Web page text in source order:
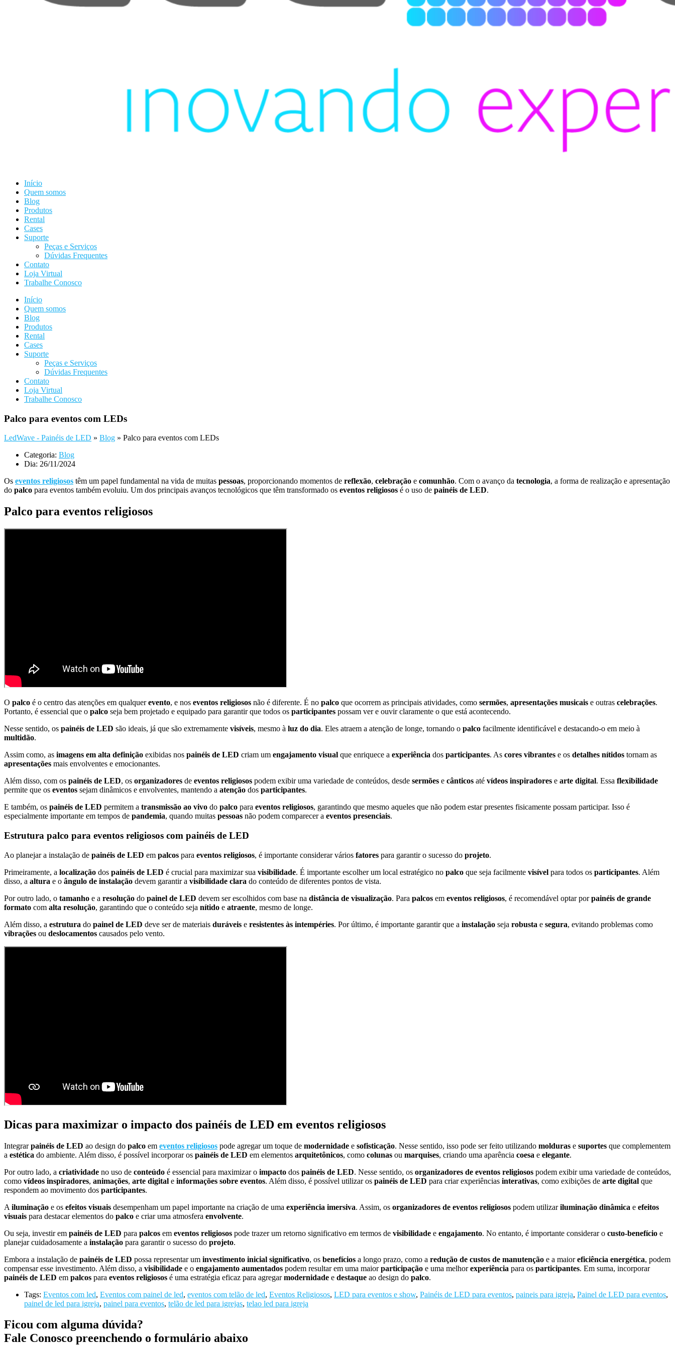
Início
Quem somos
Blog
Produtos
Rental
Cases
Suporte
Peças e Serviços
Dúvidas Frequentes
Contato
Loja Virtual
Trabalhe Conosco
Início
Quem somos
Blog
Produtos
Rental
Cases
Suporte
Peças e Serviços
Dúvidas Frequentes
Contato
Loja Virtual
Trabalhe Conosco
Palco para eventos com LEDs
LedWave - Painéis de LED » Blog » Palco para eventos com LEDs
Categoria: Blog
Dia: 26/11/2024
Os eventos religiosos têm um papel fundamental na vida de muitas pessoas, proporcionando momentos de reflexão, celebração e comunhão. Com o avanço da tecnologia, a forma de realização e apresentação
do palco para eventos também evoluiu. Um dos principais avanços tecnológicos que têm transformado os eventos religiosos é o uso de painéis de LED.
Palco para eventos religiosos
O palco é o centro das atenções em qualquerevento, e nos eventos religiosos não é diferente. É no palco que ocorrem as principais atividades, como sermões, apresentações musicais e outras celebrações.
Portanto, é essencial que o palco seja bem projetado e equipado para garantir que todos os participantes possam ver e ouvir claramente o que está acontecendo.
Nesse sentido, os painéis de LED são ideais, já que são extremamente visíveis, mesmo à luz do dia. Eles atraem a atenção de longe, tornando o palco facilmente identificável e destacando-o em meio à
multidão.
Assim como, as imagens em alta definição exibidas nos painéis de LED criam um engajamento visual que enriquece a experiência dos participantes. As cores vibrantes e os detalhes nítidos tornam as
apresentações mais envolventes e emocionantes.
Além disso, com os painéis de LED, os organizadores de eventos religiosos podem exibir uma variedade de conteúdos, desde sermões e cânticos até vídeos inspiradores e arte digital. Essa flexibilidade
permite que os eventos sejam dinâmicos e envolventes, mantendo a atenção dos participantes.
E também, os painéis de LED permitem a transmissão ao vivo do palco para eventos religiosos, garantindo que mesmo aqueles que não podem estar presentes fisicamente possam participar. Isso é
especialmente importante em tempos de pandemia, quando muitas pessoas não podem comparecer a eventos presenciais.
Estrutura palco para eventos religiosos com painéis de LED
Ao planejar a instalação de painéis de LED em palcos para eventos religiosos, é importante considerar vários fatores para garantir o sucesso do projeto.
Primeiramente, a localização dos painéis de LED é crucial para maximizar sua visibilidade. É importante escolher um local estratégico no palco que seja facilmente visível para todos os participantes. Além
disso, a altura e o ângulo de instalação devem garantir a visibilidade clara do conteúdo de diferentes pontos de vista.
Por outro lado, o tamanho e a resolução do painel de LED devem ser escolhidos com base na distância de visualização. Para palcos em eventos religiosos, é recomendável optar porpainéis de grande
formato com alta resolução, garantindo que o conteúdo seja nítido e atraente, mesmo de longe.
Além disso, a estrutura do painel de LED deve ser de materiais duráveis e resistentes às intempéries. Por último, é importante garantir que a instalação seja robusta e segura, evitando problemas como
vibrações ou deslocamentos causados pelo vento.
Dicas para maximizar o impacto dos painéis de LED em eventos religiosos
Integrarpainéis de LED ao design do palco em eventos religiosos pode agregar um toque de modernidade e sofisticação. Nesse sentido, isso pode ser feito utilizando molduras e suportes que complementem
a estética do ambiente. Além disso, é possível incorporar os painéis de LED em elementos arquitetônicos, como colunas ou marquises, criando uma aparência coesa e elegante.
Por outro lado, a criatividade no uso de conteúdo é essencial para maximizar o impacto dos painéis de LED. Nesse sentido, os organizadores de eventos religiosos podem exibir uma variedade de conteúdos,
como vídeos inspiradores, animações, arte digital e informações sobre eventos. Além disso, é possível utilizar os painéis de LED para criar experiências interativas, como exibições de arte digital que
respondem ao movimento dos participantes.
A iluminação e os efeitos visuais desempenham um papel importante na criação de uma experiência imersiva. Assim, os organizadores de eventos religiosos podem utilizariluminação dinâmica e efeitos
visuais para destacar elementos do palco e criar uma atmosfera envolvente.
Ou seja, investir em painéis de LED para palcos em eventos religiosos pode trazer um retorno significativo em termos de visibilidade e engajamento. No entanto, é importante considerar o custo-benefício e
planejar cuidadosamente a instalação para garantir o sucesso do projeto.
Embora a instalação de painéis de LED possa representar um investimento inicial significativo, os benefícios a longo prazo, como a redução de custos de manutenção e a maioreficiência energética, podem
compensar esse investimento. Além disso, a visibilidade e o engajamento aumentados podem resultar em uma maiorparticipação e uma melhorexperiência para os participantes. Em suma, incorporar
painéis de LED em palcos para eventos religiosos é uma estratégia eficaz para agregarmodernidade e destaque ao design do palco.
Tags: Eventos com led, Eventos com painel de led, eventos com telão de led, Eventos Religiosos, LED para eventos e show, Painéis de LED para eventos, paineis para igreja, Painel de LED para eventos,
painel de led para igreja, painel para eventos, telão de led para igrejas, telao led para igreja
Ficou com alguma dúvida?
Fale Conosco preenchendo o formulário abaixo